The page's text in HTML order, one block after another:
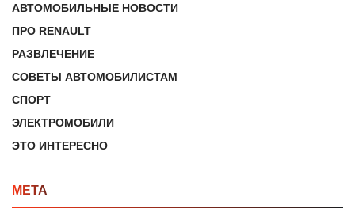
АВТОМОБИЛЬНЫЕ НОВОСТИ
ПРО RENAULT
РАЗВЛЕЧЕНИЕ
СОВЕТЫ АВТОМОБИЛИСТАМ
СПОРТ
ЭЛЕКТРОМОБИЛИ
ЭТО ИНТЕРЕСНО
МЕТА